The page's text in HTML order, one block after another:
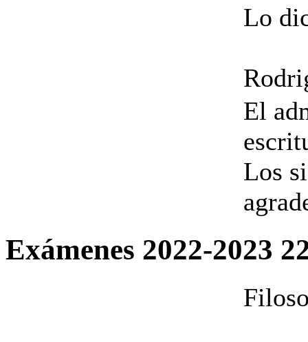
Lo
El
Los
Exámenes 2022-2023